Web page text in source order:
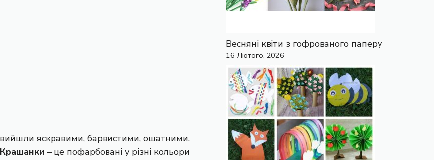
вийшли яскравими, барвистими, ошатними.
Крашанки – це пофарбовані у різні кольори
Весняні квіти з гофрованого паперу
16 Лютого, 2026